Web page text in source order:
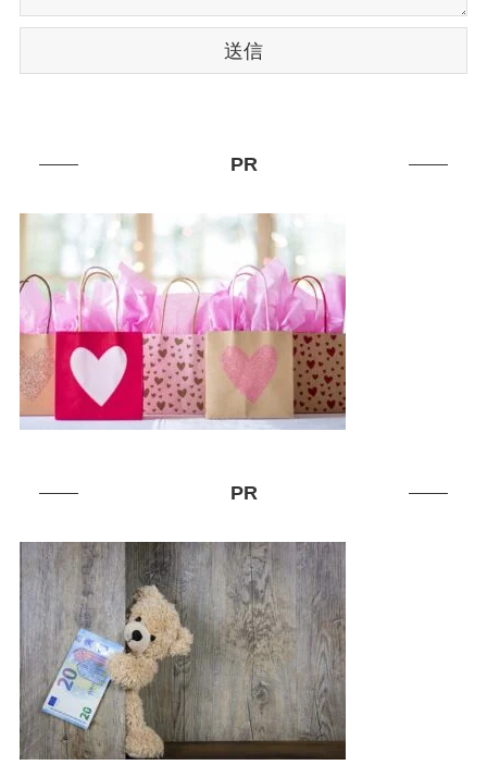
PR
PR